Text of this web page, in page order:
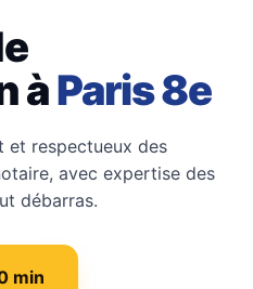
àParis 8e
et respectueux des
avec expertise des
débarras.
min